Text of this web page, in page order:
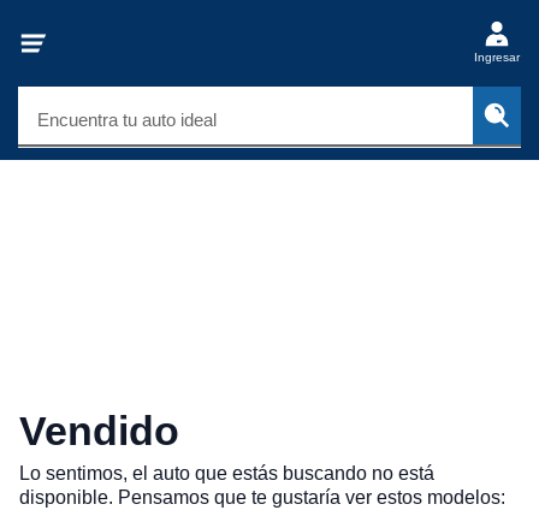
Ingresar
Encuentra tu auto ideal
Vendido
Lo sentimos, el auto que estás buscando no está
disponible. Pensamos que te gustaría ver estos modelos: